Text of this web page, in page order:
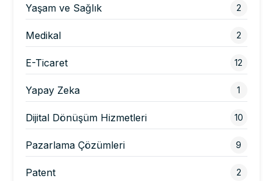
Yaşam ve Sağlık 2
Medikal 2
E-Ticaret 12
Yapay Zeka 1
Dijital Dönüşüm Hizmetleri 10
Pazarlama Çözümleri 9
Patent 2